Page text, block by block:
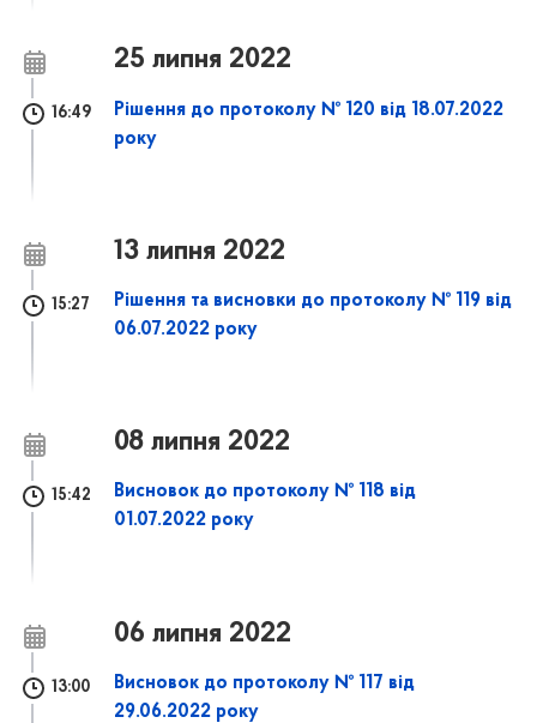
25 липня 2022
16:49
Рішення до протоколу № 120 від 18.07.2022
року
13 липня 2022
15:27
Рішення та висновки до протоколу № 119 від
06.07.2022 року
08 липня 2022
15:42
Висновок до протоколу № 118 від
01.07.2022 року
06 липня 2022
13:00
Висновок до протоколу № 117 від
29.06.2022 року